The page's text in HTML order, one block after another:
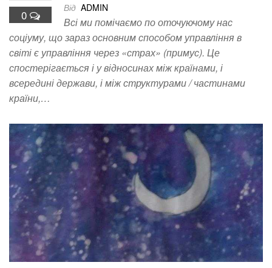
0 Від ADMIN
Всі ми помічаємо по оточуючому нас
соціуму, що зараз основним способом управління в
світі є управління через «страх» (примус). Це
спостерігається і у відносинах між країнами, і
всередині держави, і між структурами / частинами
країни,…